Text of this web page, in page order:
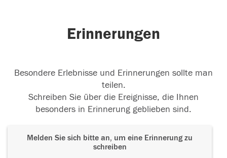
Erinnerungen
Besondere Erlebnisse und Erinnerungen sollte man
teilen.
Schreiben Sie über die Ereignisse, die Ihnen
besonders in Erinnerung geblieben sind.
Melden Sie sich bitte an, um eine Erinnerung zu
schreiben